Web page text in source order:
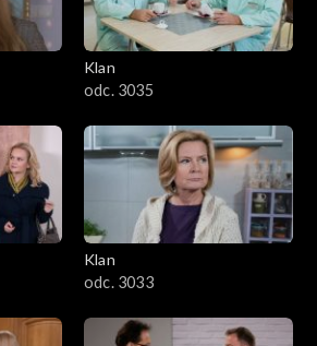
Klan
odc. 3035
Klan
odc. 3033